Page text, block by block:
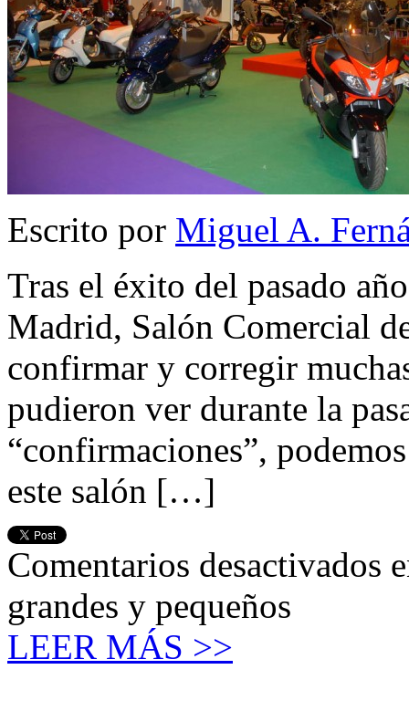
Escrito por Miguel A.
Tras el éxito del pasado
Madrid, Salón Comercial
confirmar y corregir
pudieron ver durante la
“confirmaciones”,
este salón […]
Comentarios desactivados
grandes y pequeños
LEER MÁS >>